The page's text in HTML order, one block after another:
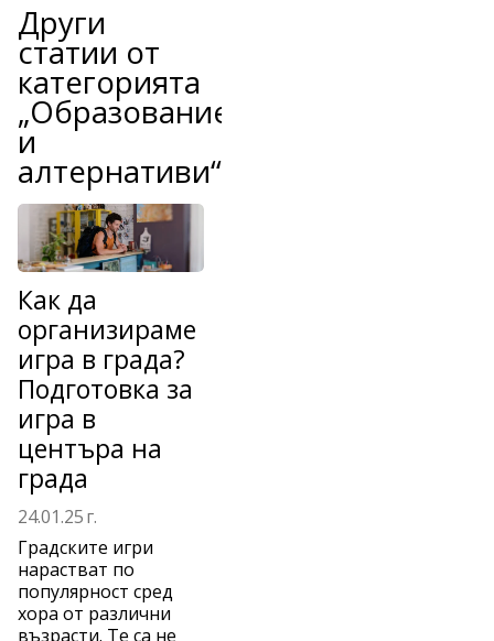
Други
статии от
категорията
„Образование
и
алтернативи“
Как да
организираме
игра в града?
Подготовка за
игра в
центъра на
града
24.01.25 г.
Градските игри
нарастват по
популярност сред
хора от различни
възрасти. Те са не